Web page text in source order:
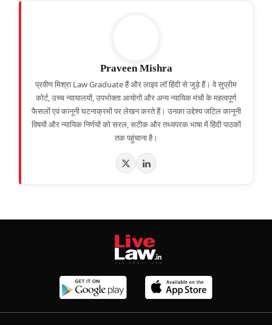
Praveen Mishra
प्रवीण मिश्रा Law Graduate हैं और लाइव लॉ हिंदी से जुड़े हैं। वे सुप्रीम
कोर्ट, उच्च न्यायालयों, उपभोक्ता आयोगों और अन्य न्यायिक मंचों के महत्वपूर्ण
फैसलों एवं कानूनी घटनाक्रमों पर लेखन करते हैं। उनका उद्देश्य जटिल कानूनी
विषयों और न्यायिक निर्णयों को सरल, सटीक और तथ्यपरक भाषा में हिंदी पाठकों
तक पहुंचाना है।